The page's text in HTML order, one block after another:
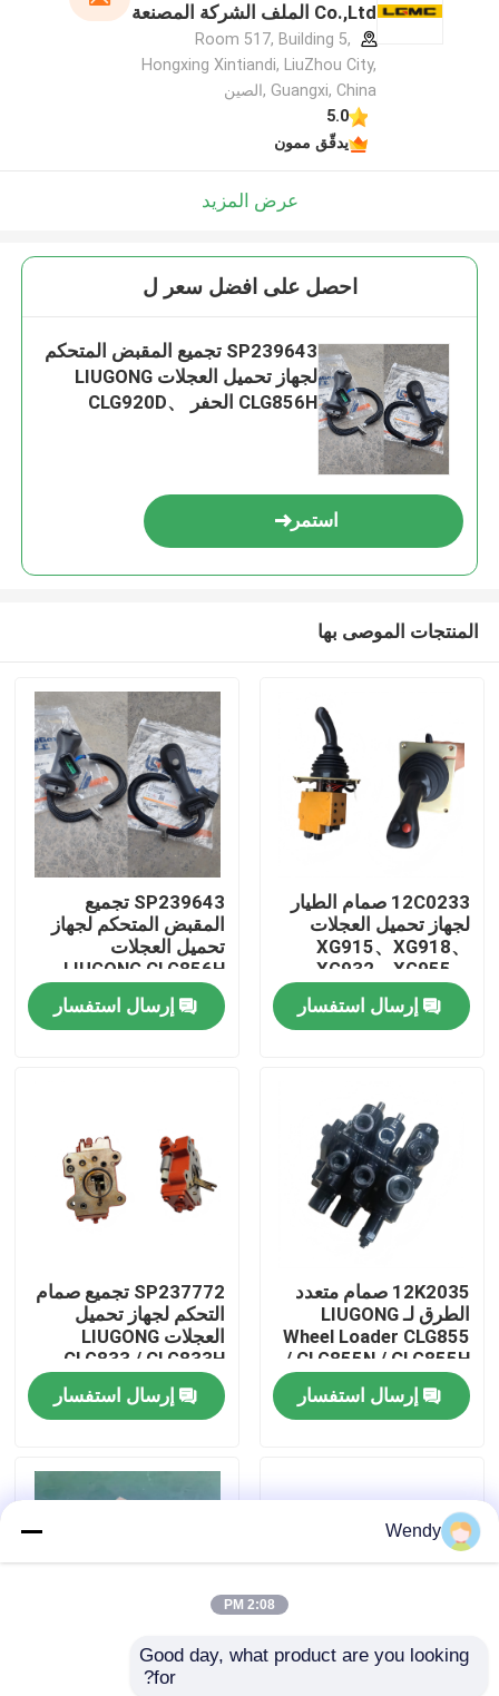
منتجات
أشرطة فيديو
جولة في المعمل
رقابة جودة
أخبار
Co.,Ltd الملف الشركة المصنعة
Room 517, Building 5,
Hongxing Xintiandi, LiuZhou City,
Guangxi, China ,الصين
5.0
يدقّق ممون
عرض المزيد
احصل على افضل سعر ل
SP239643 تجميع المقبض المتحكم
لجهاز تحميل العجلات LIUGONG
CLG856H الحفر CLG920D、
استمر
المنتجات الموصى بها
12C0233 صمام الطيار
لجهاز تحميل العجلات
XG915、XG918、
XG932、XG955、
XG962、XG982 قطع
الغيار إرسال استفسار
SP239643 تجميع
المقبض المتحكم لجهاز
تحميل العجلات
LIUGONG CLG856H
الحفر CLG920D、
CLG922D、CLG925D
CLG933E、CLG936D、
إرسال استفسار
12K2035 صمام متعدد
الطرق لـ LIUGONG
Wheel Loader CLG855
/ CLG855N / CLG855H
CLG856 / CLG856H
CLG50CN / CLG50C
إرسال استفسار
SP237772 تجميع صمام
التحكم لجهاز تحميل
العجلات LIUGONG
CLG833 / CLG833H
CLG835 / CLG835H
CLG836 / CLG836H
ZL30E / ZL30F
إرسال استفسار
41A0876 التروس
Wendy
2:08 PM
Good day, what product are you looking
for?